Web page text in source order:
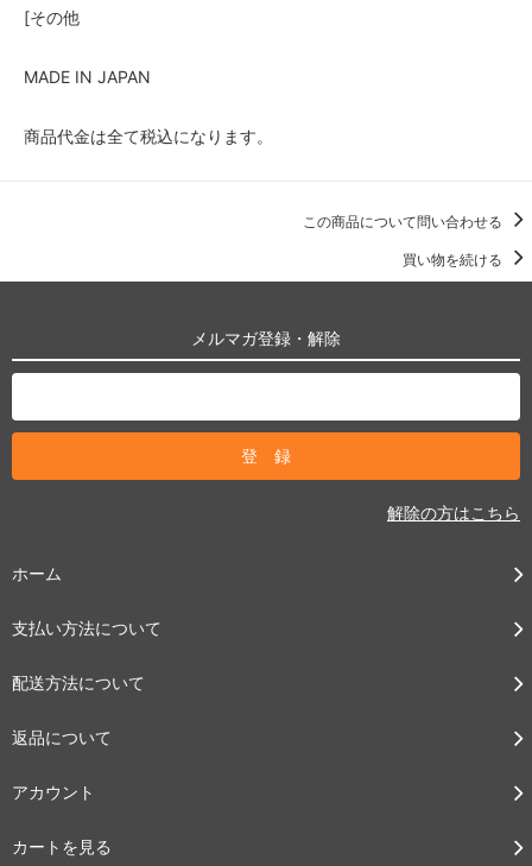
[その他
MADE IN JAPAN
商品代金は全て税込になります。
この商品について問い合わせる
買い物を続ける
メルマガ登録・解除
解除の方はこちら
ホーム
支払い方法について
配送方法について
返品について
アカウント
カートを見る